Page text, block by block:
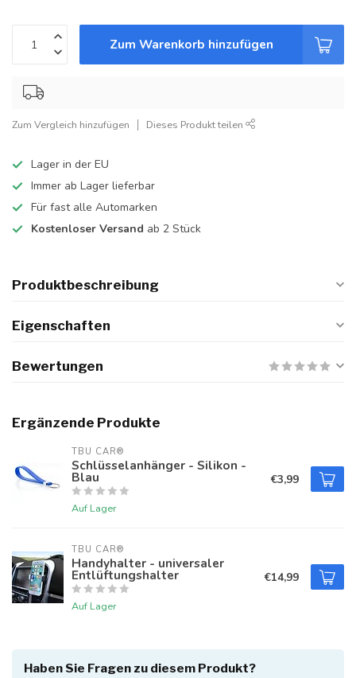
Zum Warenkorb hinzufügen
Zum Vergleich hinzufügen Dieses Produkt teilen
Lager in der EU
Immer ab Lager lieferbar
Für fast alle Automarken
Kostenloser Versand ab 2 Stück
Produktbeschreibung
Eigenschaften
Bewertungen
Ergänzende Produkte
TBU CAR®
Schlüsselanhänger - Silikon -
Blau
Auf Lager
€3,99
TBU CAR®
Handyhalter - universaler
Entlüftungshalter
Auf Lager
€14,99
Haben Sie Fragen zu diesem Produkt?